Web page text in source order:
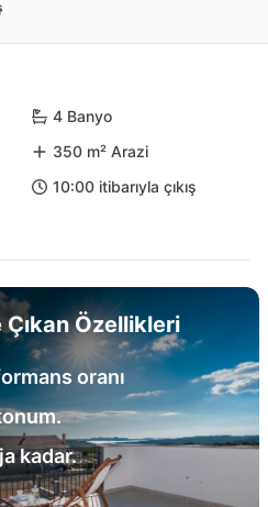
4 Banyo
350 m² Arazi
10:00 itibarıyla çıkış
Özellikleri
oranı
kadar.